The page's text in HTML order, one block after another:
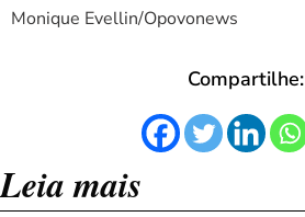
Monique Evellin/Opovonews
Compartilhe:
Leia mais